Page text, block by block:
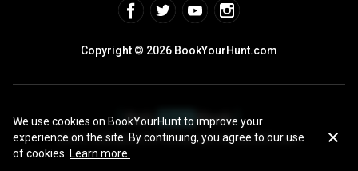
Copyright © 2026 BookYourHunt.com
Online marketplace for fishing trips from the BYH team!
We use cookies on BookYourHunt to improve your
experience on the site. By continuing, you agree to our use
of cookies. Learn more.